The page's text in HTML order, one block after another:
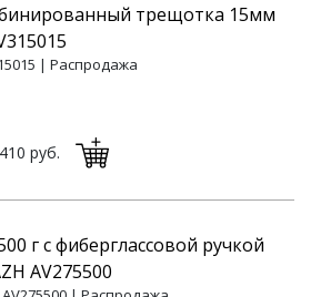
трещотка 15мм
| Распродажа
410 руб.
г с фиберглассовой ручкой
AV275500